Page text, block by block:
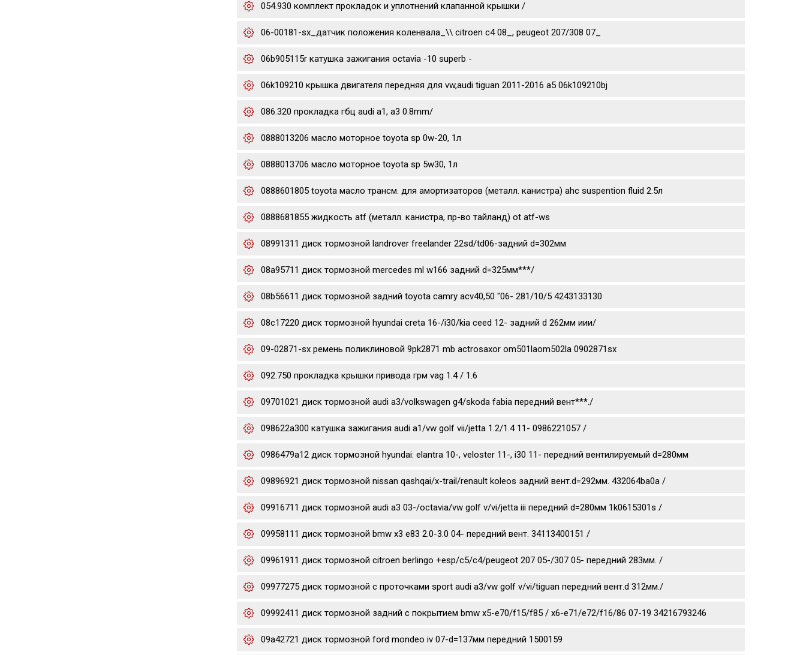
054.930 комплект прокладок и уплотнений клапанной крышки /
06-00181-sx_датчик положения коленвала_\\ citroen c4 08_, peugeot 207/308 07_
06b905115r катушка зажигания octavia -10 superb -
06k109210 крышка двигателя передняя для vw,audi tiguan 2011-2016 a5 06k109210bj
086.320 прокладка гбц audi a1, a3 0.8mm/
0888013206 масло моторное toyota sp 0w-20, 1л
0888013706 масло моторное toyota sp 5w30, 1л
0888601805 toyota масло трансм. для амортизаторов (металл. канистра) ahc suspention fluid 2.5л
0888681855 жидкость atf (металл. канистра, пр-во тайланд) ot atf-ws
08991311 диск тормозной landrover freelander 22sd/td06-задний d=302мм
08a95711 диск тормозной mercedes ml w166 задний d=325мм***/
08b56611 диск тормозной задний toyota camry acv40,50 "06- 281/10/5 4243133130
08c17220 диск тормозной hyundai creta 16-/i30/kia ceed 12- задний d 262мм иии/
09-02871-sx ремень поликлиновой 9pk2871 mb actrosaxor om501laom502la 0902871sx
092.750 прокладка крышки привода грм vag 1.4 / 1.6
09701021 диск тормозной audi a3/volkswagen g4/skoda fabia передний вент***./
098622a300 катушка зажигания audi a1/vw golf vii/jetta 1.2/1.4 11- 0986221057 /
0986479a12 диск тормозной hyundai: elantra 10-, veloster 11-, i30 11- передний вентилируемый d=280мм
09896921 диск тормозной nissan qashqai/x-trail/renault koleos задний вент.d=292мм. 432064ba0a /
09916711 диск тормозной audi a3 03-/octavia/vw golf v/vi/jetta iii передний d=280мм 1k0615301s /
09958111 диск тормозной bmw x3 e83 2.0-3.0 04- передний вент. 34113400151 /
09961911 диск тормозной citroen berlingo +esp/c5/c4/peugeot 207 05-/307 05- передний 283мм. /
09977275 диск тормозной c проточками sport audi a3/vw golf v/vi/tiguan передний вент.d 312мм./
09992411 диск тормозной задний с покрытием bmw x5-e70/f15/f85 / x6-e71/e72/f16/86 07-19 34216793246
09a42721 диск тормозной ford mondeo iv 07-d=137мм передний 1500159